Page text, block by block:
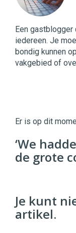
Een gastblogger
iedereen. Je
bondig kunnen
vakgebied of
Commerce
9654
Er is op dit
‘We
de grote
Je kunt
artikel.